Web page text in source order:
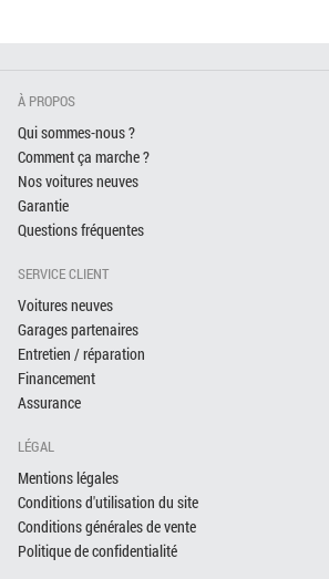
À PROPOS
Qui sommes-nous ?
Comment ça marche ?
Nos voitures neuves
Garantie
Questions fréquentes
SERVICE CLIENT
Voitures neuves
Garages partenaires
Entretien / réparation
Financement
Assurance
LÉGAL
Mentions légales
Conditions d'utilisation du site
Conditions générales de vente
Politique de confidentialité